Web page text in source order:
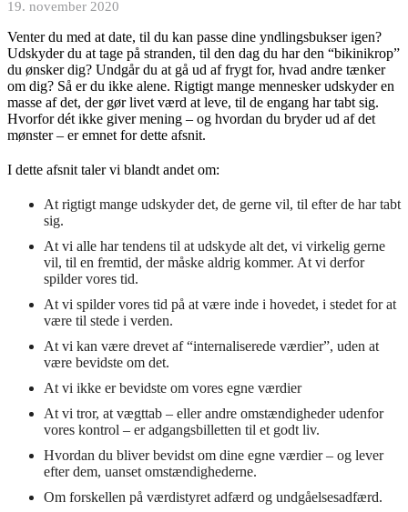
19. november 2020
Venter du med at date, til du kan passe dine yndlingsbukser igen?
Udskyder du at tage på stranden, til den dag du har den “bikinikrop”
du ønsker dig? Undgår du at gå ud af frygt for, hvad andre tænker
om dig? Så er du ikke alene. Rigtigt mange mennesker udskyder en
masse af det, der gør livet værd at leve, til de engang har tabt sig.
Hvorfor dét ikke giver mening – og hvordan du bryder ud af det
mønster – er emnet for dette afsnit.
I dette afsnit taler vi blandt andet om:
At rigtigt mange udskyder det, de gerne vil, til efter de har tabt
sig.
At vi alle har tendens til at udskyde alt det, vi virkelig gerne
vil, til en fremtid, der måske aldrig kommer. At vi derfor
spilder vores tid.
At vi spilder vores tid på at være inde i hovedet, i stedet for at
være til stede i verden.
At vi kan være drevet af “internaliserede værdier”, uden at
være bevidste om det.
At vi ikke er bevidste om vores egne værdier
At vi tror, at vægttab – eller andre omstændigheder udenfor
vores kontrol – er adgangsbilletten til et godt liv.
Hvordan du bliver bevidst om dine egne værdier – og lever
efter dem, uanset omstændighederne.
Om forskellen på værdistyret adfærd og undgåelsesadfærd.